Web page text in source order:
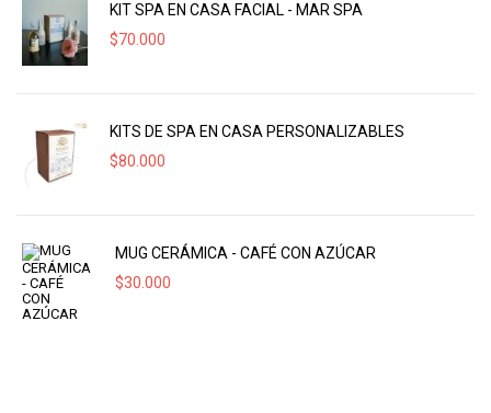
KIT SPA EN CASA FACIAL - MAR SPA
$70.000
KITS DE SPA EN CASA PERSONALIZABLES
$80.000
MUG CERÁMICA - CAFÉ CON AZÚCAR
$30.000